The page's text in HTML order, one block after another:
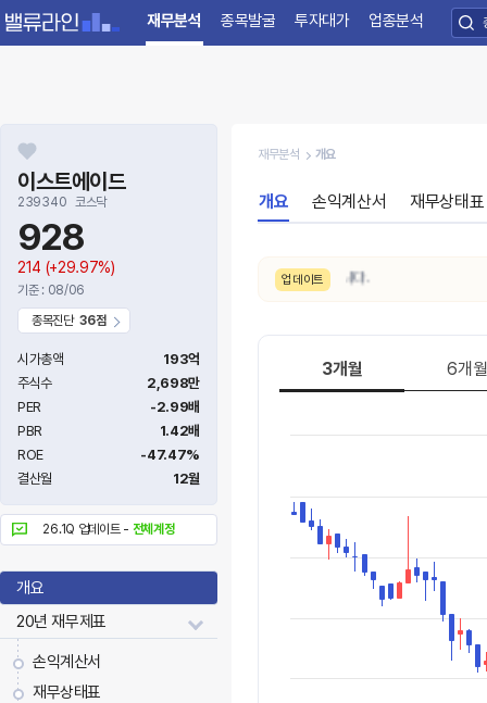
재무분석 종목발굴 투자대가 업종분석
이스트에이드
239340 코스닥
928
214 (+29.97%)
기준 : 08/06
종목진단36점
시가총액
193억
주식수
2,698만
PER
-2.99배
PBR
1.42배
ROE
-47.47%
결산월
12월
26.1Q 업데이트 - 전체계정
개요
20년 재무제표
손익계산서
재무상태표
재무분석 개요
개요 손익계산서 재무상태표
업데이트
8/6. 수급 신호가 으로 변동되었습니다.
3개월 6개월